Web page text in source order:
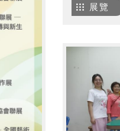
展覽